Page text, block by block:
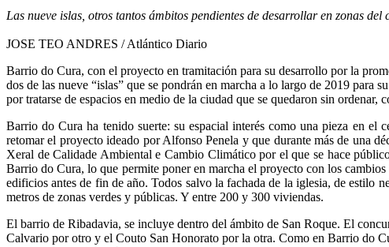
Las nueve islas, otros tantos ámbitos pendientes de desarrollar en zonas
JOSE TEO ANDRES / Atlántico Diario
Barrio do Cura, con el proyecto en tramitación para su desarrollo por la
dos de las nueve “islas” que se pondrán en marcha a lo largo de 2019 para
por tratarse de espacios en medio de la ciudad que se quedaron sin ordenar,
Barrio do Cura ha tenido suerte: su espacial interés como una pieza en
retomar el proyecto ideado por Alfonso Penela y que durante más de una
Xeral de Calidade Ambiental e Cambio Climático por el que se hace
Barrio do Cura, lo que permite poner en marcha el proyecto con los
edificios antes de fin de año. Todos salvo la fachada de la iglesia, de estilo
metros de zonas verdes y públicas. Y entre 200 y 300 viviendas.
El barrio de Ribadavia, se incluye dentro del ámbito de San Roque. El
Calvario por otro y el Couto San Honorato por la otra. Como en Barrio do